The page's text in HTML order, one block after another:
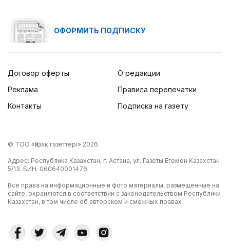
ОФОРМИТЬ ПОДПИСКУ
Договор оферты
Реклама
Контакты
О редакции
Правила перепечатки
Подписка на газету
© ТОО «Қазақ газеттері» 2026.
Адрес: Республика Казахстан, г. Астана, ул. Газеты Егемен Казахстан
5/13. БИН: 060640001476
Все права на информационные и фото материалы, размещенные на
сайте, охраняются в соответствии с законодательством Республики
Казахстан, в том числе об авторском и смежных правах